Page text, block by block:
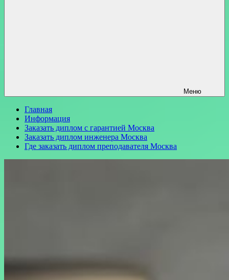
Меню
Главная
Информация
Заказать диплом с гарантией Москва
Заказать диплом инженера Москва
Где заказать диплом преподавателя Москва